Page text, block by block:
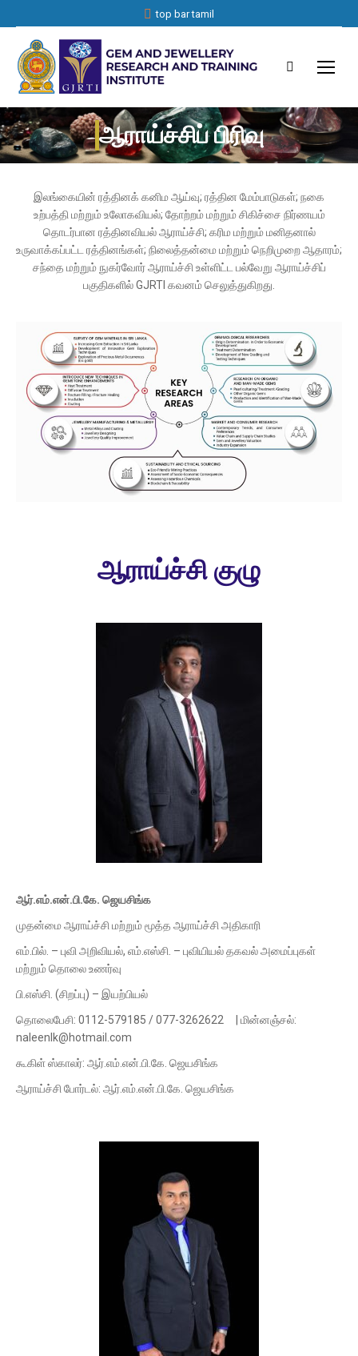
top bar tamil
Search:
ஆராய்ச்சிப் பிரிவு
You are here:
இலங்கையின் ரத்தினக் கனிம ஆய்வு; ரத்தின மேம்பாடுகள்; நகை
உற்பத்தி மற்றும் உலோகவியல்; தோற்றம் மற்றும் சிகிச்சை நிர்ணயம்
தொடர்பான ரத்தினவியல் ஆராய்ச்சி; கரிம மற்றும் மனிதனால்
உருவாக்கப்பட்ட ரத்தினங்கள்; நிலைத்தன்மை மற்றும் நெறிமுறை ஆதாரம்;
சந்தை மற்றும் நுகர்வோர் ஆராய்ச்சி உள்ளிட்ட பல்வேறு ஆராய்ச்சிப்
பகுதிகளில் GJRTI கவனம் செலுத்துகிறது.
ஆராய்ச்சி குழு
ஆர்.எம்.என்.பி.கே. ஜெயசிங்க
முதன்மை ஆராய்ச்சி மற்றும் மூத்த ஆராய்ச்சி அதிகாரி
எம்.பில். – புவி அறிவியல், எம்.எஸ்சி. – புவியியல் தகவல் அமைப்புகள்
மற்றும் தொலை உணர்வு
பி.எஸ்சி. (சிறப்பு) – இயற்பியல்
தொலைபேசி: 0112-579185 / 077-3262622 | மின்னஞ்சல்:
naleenlk@hotmail.com
கூகிள் ஸ்காலர்: ஆர்.எம்.என்.பி.கே. ஜெயசிங்க
ஆராய்ச்சி போர்டல்: ஆர்.எம்.என்.பி.கே. ஜெயசிங்க